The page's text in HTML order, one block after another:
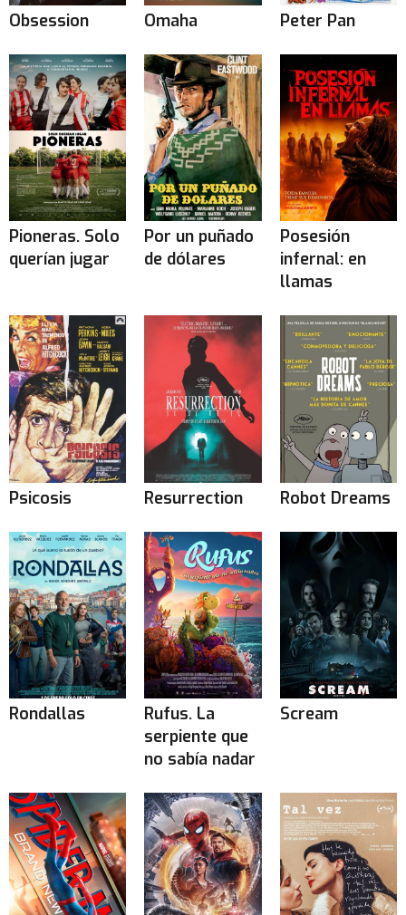
Obsession Omaha Peter Pan
Pioneras. Solo
querían jugar
Por un puñado
de dólares
Posesión
infernal: en
llamas
Psicosis Resurrection Robot Dreams
Rondallas
Rufus. La
serpiente que
no sabía nadar
Scream